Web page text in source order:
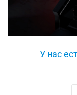
У нас